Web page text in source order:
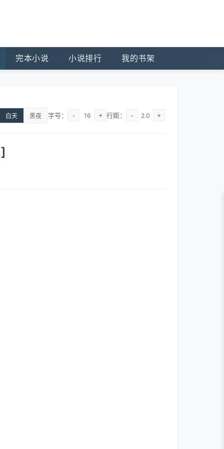
完本小说 小说排行 我的书架
白天 黑夜 字号： - 16 + 行距： - 2.0 +